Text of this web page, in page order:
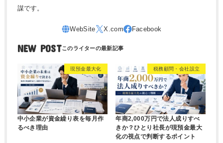
謀です。
NEW POST
現預金最大化
中小企業が資金繰り表を毎月作
るべき理由
税務顧問・会社設立
年商2,000万円で法人成りすべ
きか？ひとり社長が現預金最大
化の視点で判断するポイント